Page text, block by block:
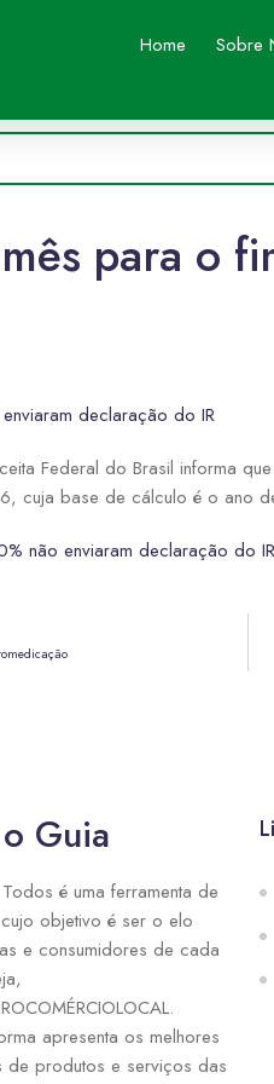
Home Sobre
para o
declaração do IR
Federal do Brasil informa
cuja base de cálculo é o
não enviaram declaração do IR
Guia
é uma ferramenta de
objetivo é ser o elo
e consumidores de cada
apresenta os melhores
de produtos e serviços das